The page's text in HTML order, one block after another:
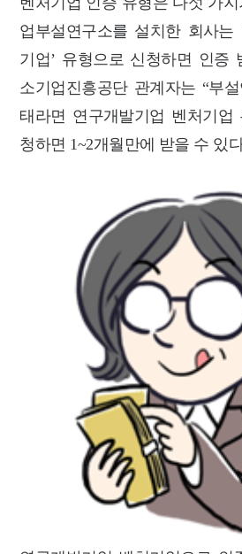
업부설연구소를 설치한 회사는
기업’ 유형으로 신청하면 인증
소기업진흥공단 관계자는 “부
태라면 연구개발기업 벤처기업
청하면 1~2개월만에 받을 수 있